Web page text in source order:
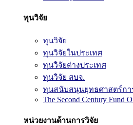
ทุนวิจัย
ทุนวิจัย
ทุนวิจัยในประเทศ
ทุนวิจัยต่างประเทศ
ทุนวิจัย สบจ.
ทุนสนับสนุนยุทธศาสตร์กา
The Second Century Fund
หน่วยงานด้านการวิจัย